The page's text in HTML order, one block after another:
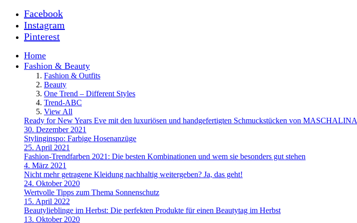
Facebook
Instagram
Pinterest
Home
Fashion & Beauty
Fashion & Outfits
Beauty
One Trend – Different Styles
Trend-ABC
View All
Ready for New Years Eve mit den luxuriösen und handgefertigten Schmuckstücken von MASCHALINA
30. Dezember 2021
Stylinginspo: Farbige Hosenanzüge
25. April 2021
Fashion-Trendfarben 2021: Die besten Kombinationen und wem sie besonders gut stehen
4. März 2021
Nicht mehr getragene Kleidung nachhaltig weitergeben? Ja, das geht!
24. Oktober 2020
Wertvolle Tipps zum Thema Sonnenschutz
15. April 2022
Beautylieblinge im Herbst: Die perfekten Produkte für einen Beautytag im Herbst
13. Oktober 2020